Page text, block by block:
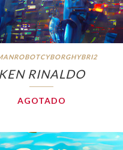
KEN RINALDO
AGOTADO